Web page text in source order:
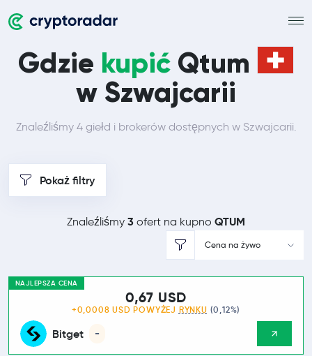
Gdzie kupić Qtum
w Szwajcarii
Znaleźliśmy 4 giełd i brokerów dostępnych w Szwajcarii.
Pokaż filtry
Znaleźliśmy 3 ofert na kupno QTUM
Cena na żywo
NAJLEPSZA CENA
Bitget -
0,67 USD
+0,0008 USD POWYŻEJ RYNKU (0,12%)